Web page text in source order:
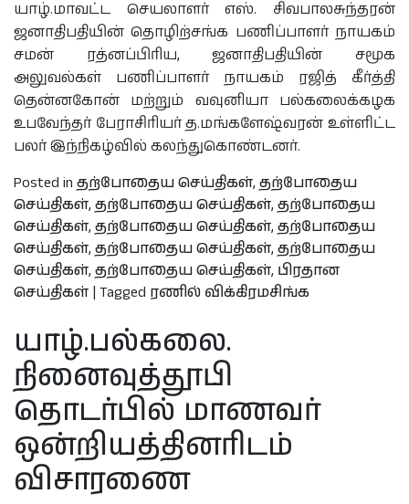
யாழ்.மாவட்ட செயலாளர் எஸ். சிவபாலசுந்தரன்
ஜனாதிபதியின் தொழிற்சங்க பணிப்பாளர் நாயகம்
சமன் ரத்னப்பிரிய, ஜனாதிபதியின் சமூக
அலுவல்கள் பணிப்பாளர் நாயகம் ரஜித் கீர்த்தி
தென்னகோன் மற்றும் வவுனியா பல்கலைக்கழக
உபவேந்தர் பேராசிரியர் த.மங்களேஷ்வரன் உள்ளிட்ட
பலர் இந்நிகழ்வில் கலந்துகொண்டனர்.
Posted in தற்போதைய செய்திகள், தற்போதைய
செய்திகள், தற்போதைய செய்திகள், தற்போதைய
செய்திகள், தற்போதைய செய்திகள், தற்போதைய
செய்திகள், தற்போதைய செய்திகள், தற்போதைய
செய்திகள், தற்போதைய செய்திகள், பிரதான
செய்திகள் | Tagged ரணில் விக்கிரமசிங்க
யாழ்.பல்கலை.
நினைவுத்தூபி
தொடர்பில் மாணவர்
ஒன்றியத்தினரிடம்
விசாரணை